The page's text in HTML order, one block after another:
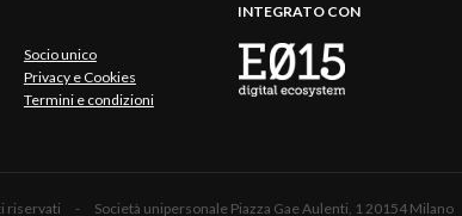
Socio unico
Privacy e Cookies
Termini e condizioni
INTEGRATO CON
riservati - Società unipersonale Piazza Gae Aulenti, 1 20154